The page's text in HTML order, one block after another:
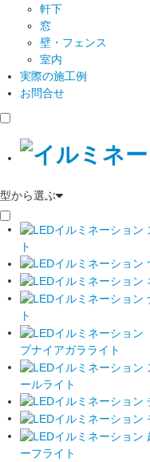
軒下
窓
壁・フェンス
室内
実際の施工例
お問合せ
型から選ぶ
ト
ト
プナイアガラライト
ールライト
ーフライト